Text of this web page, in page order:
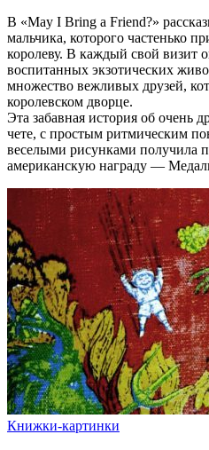
В «May I Bring a Friend?»
мальчика, которого частенько
королеву. В каждый свой визит
воспитанных экзотических
множество вежливых друзей,
королевском дворце.
Эта забавная история об очень
чете, с простым ритмическим
веселыми рисунками получила
американскую награду —
Книжки-картинки